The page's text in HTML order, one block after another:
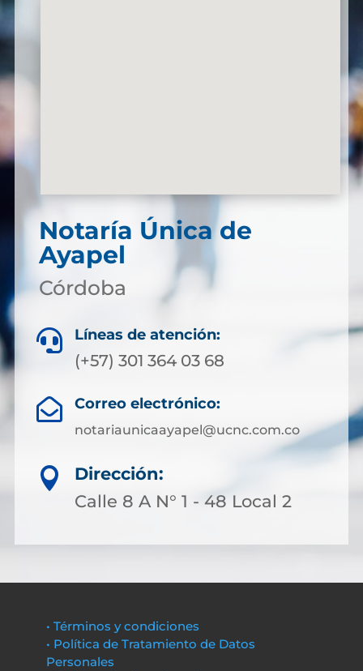
Notaría Única de
Ayapel
Córdoba
 Líneas de atención:
(+57) 301 364 03 68
 Correo electrónico:
notariaunicaayapel@ucnc.com.co

Dirección:
Calle 8 A N° 1 - 48 Local 2
• Términos y condiciones
• Política de Tratamiento de Datos
Personales